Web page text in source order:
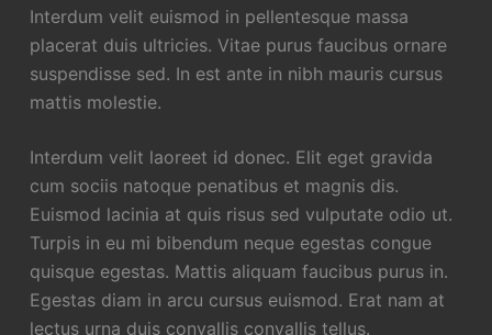
Interdum velit euismod in pellentesque massa
placerat duis ultricies. Vitae purus faucibus ornare
suspendisse sed. In est ante in nibh mauris cursus
mattis molestie.
Interdum velit laoreet id donec. Elit eget gravida
cum sociis natoque penatibus et magnis dis.
Euismod lacinia at quis risus sed vulputate odio ut.
Turpis in eu mi bibendum neque egestas congue
quisque egestas. Mattis aliquam faucibus purus in.
Egestas diam in arcu cursus euismod. Erat nam at
lectus urna duis convallis convallis tellus.